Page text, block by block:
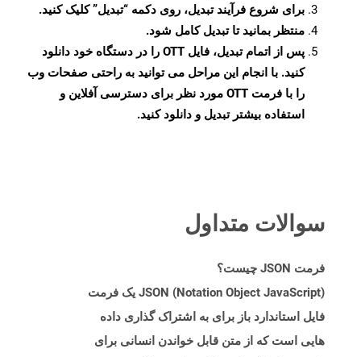
برای شروع فرآیند تبدیل، روی دکمه “تبدیل” کلیک کنید.
منتظر بمانید تا تبدیل کامل شود.
پس از اتمام تبدیل، فایل OTT را در دستگاه خود دانلود
کنید. با انجام این مراحل می توانید به راحتی صفحات وب
را با فرمت OTT مورد نظر برای دسترسی آفلاین و
استفاده بیشتر تبدیل و دانلود کنید.
سوالات متداول
فرمت JSON چیست؟
JSON (Notation Object JavaScript) یک فرمت
فایل استاندارد باز برای به اشتراک گذاری داده
هایی است که از متن قابل خواندن انسانی برای